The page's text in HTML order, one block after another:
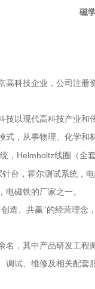
磁
高科技企业，公司注册
技以现代高科技产业和
式，从事物理、化学
， Helmholtz线圈（全
台，霍尔测试系统，
电磁铁的厂家之一。
造、共赢"的经营理念
名，其中产品研发工程
调试、维修及相关配